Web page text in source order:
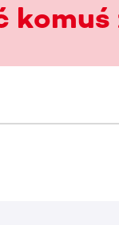
komuś